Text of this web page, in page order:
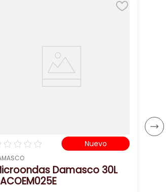
☆☆☆☆ Nuevo
Damasco 30L
－